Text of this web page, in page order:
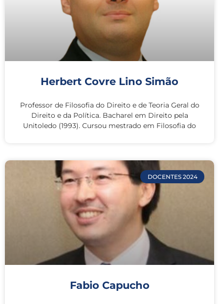
Herbert Covre Lino Simão
Professor de Filosofia do Direito e de Teoria Geral do
Direito e da Política. Bacharel em Direito pela
Unitoledo (1993). Cursou mestrado em Filosofia do
DOCENTES 2024
Fabio Capucho